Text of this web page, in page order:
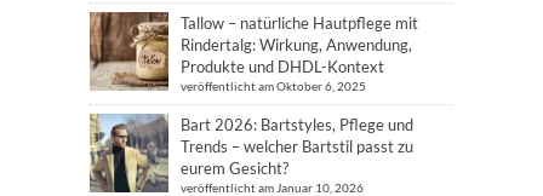
Tallow – natürliche Hautpflege mit
Rindertalg: Wirkung, Anwendung,
Produkte und DHDL-Kontext
veröffentlicht am Oktober 6, 2025
Bart 2026: Bartstyles, Pflege und
Trends – welcher Bartstil passt zu
eurem Gesicht?
veröffentlicht am Januar 10, 2026